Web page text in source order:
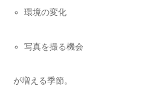
環境の変化
写真を撮る機会
が増える季節。